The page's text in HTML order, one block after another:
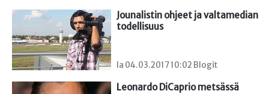
Jounalistin ohjeet ja valtamedian
todellisuus
la 04.03.2017 10:02 Blogit
Leonardo DiCaprio metsässä